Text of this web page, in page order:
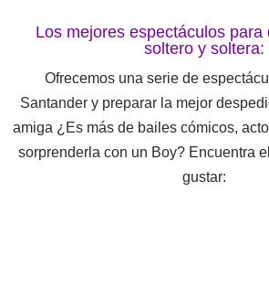
Los mejores espectáculos para
soltero y soltera:
Ofrecemos una serie de
Santander y preparar la mejor
amiga ¿Es más de bailes cómicos,
sorprenderla con un Boy? Encuentra
gustar: